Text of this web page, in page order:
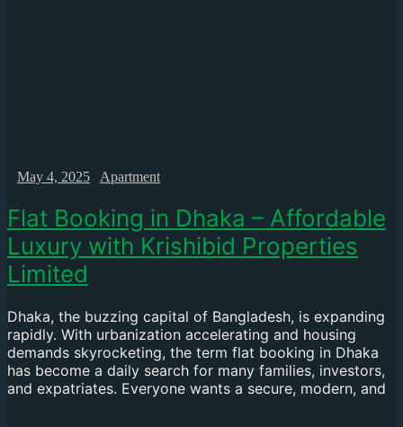
May 4, 2025 Apartment
Flat Booking in Dhaka – Affordable
Luxury with Krishibid Properties
Limited
Dhaka, the buzzing capital of Bangladesh, is expanding
rapidly. With urbanization accelerating and housing
demands skyrocketing, the term flat booking in Dhaka
has become a daily search for many families, investors,
and expatriates. Everyone wants a secure, modern, and